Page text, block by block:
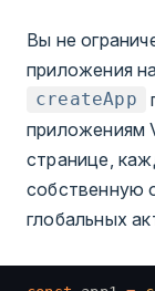
Вы не
приложения
createApp
приложениям
странице,
собственную
глобальных